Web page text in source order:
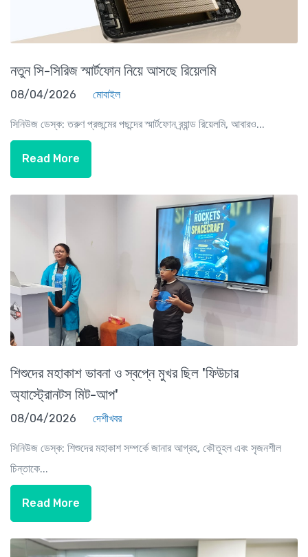
নতুন সি-সিরিজ স্মার্টফোন নিয়ে আসছে রিয়েলমি
08/04/2026 মোবাইল
সিনিউজ ডেস্ক: তরুণ প্রজন্মের পছন্দের স্মার্টফোন ব্র্যান্ড রিয়েলমি, আবারও...
Read More
শিশুদের মহাকাশ ভাবনা ও স্বপ্নে মুখর ছিল 'ফিউচার
অ্যাস্ট্রোনটস মিট-আপ'
08/04/2026 দেশীখবর
সিনিউজ ডেস্ক: শিশুদের মহাকাশ সম্পর্কে জানার আগ্রহ, কৌতূহল এবং সৃজনশীল
চিন্তাকে...
Read More